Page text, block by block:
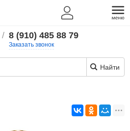
/ 8 (910) 485 88 79
Заказать звонок
Найти